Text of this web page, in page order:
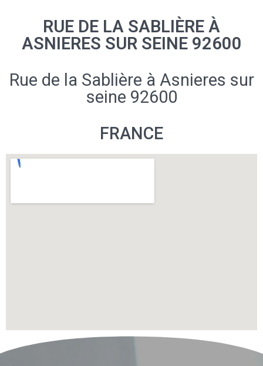
RUE DE LA SABLIÈRE À
ASNIERES SUR SEINE 92600
Rue de la Sablière à Asnieres sur
seine 92600
FRANCE